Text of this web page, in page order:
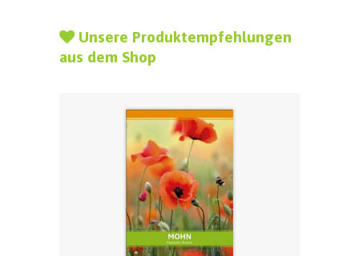
Unsere Produktempfehlungen
aus dem Shop